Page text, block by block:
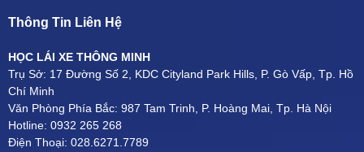
Thông Tin Liên Hệ
HỌC LÁI XE THÔNG MINH
Trụ Sở: 17 Đường Số 2, KDC Cityland Park Hills, P. Gò Vấp, Tp. Hồ
Chí Minh
Văn Phòng Phía Bắc: 987 Tam Trinh, P. Hoàng Mai, Tp. Hà Nội
Hotline: 0932 265 268
Điện Thoại: 028.6271.7789